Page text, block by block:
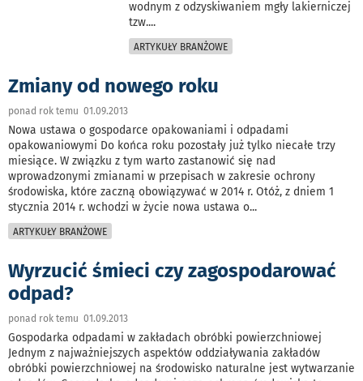
wodnym z odzyskiwaniem mgły lakierniczej
tzw....
ARTYKUŁY BRANŻOWE
Zmiany od nowego roku
ponad rok temu 01.09.2013
Nowa ustawa o gospodarce opakowaniami i odpadami
opakowaniowymi Do końca roku pozostały już tylko niecałe trzy
miesiące. W związku z tym warto zastanowić się nad
wprowadzonymi zmianami w przepisach w zakresie ochrony
środowiska, które zaczną obowiązywać w 2014 r. Otóż, z dniem 1
stycznia 2014 r. wchodzi w życie nowa ustawa o...
ARTYKUŁY BRANŻOWE
Wyrzucić śmieci czy zagospodarować
odpad?
ponad rok temu 01.09.2013
Gospodarka odpadami w zakładach obróbki powierzchniowej
Jednym z najważniejszych aspektów oddziaływania zakładów
obróbki powierzchniowej na środowisko naturalne jest wytwarzanie